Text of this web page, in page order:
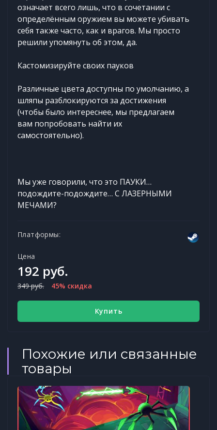
означает всего лишь, что в сочетании с
определённым оружием вы можете убивать
себя также часто, как и врагов. Мы просто
решили упомянуть об этом, да.
Кастомизируйте своих пауков
Различные цвета доступны по умолчанию, а
шляпы разблокируются за достижения
(чтобы было интереснее, мы предлагаем
вам попробовать найти их
самостоятельно).
Мы уже говорили, что это ПАУКИ…
подождите-подождите… С ЛАЗЕРНЫМИ
МЕЧАМИ?
Платформы:
Цена
192 руб.
349 руб. 45% скидка
Купить
Похожие или связанные
товары